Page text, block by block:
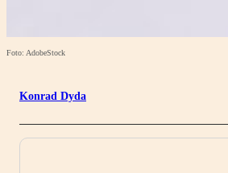
Foto: AdobeStock
Konrad Dyda